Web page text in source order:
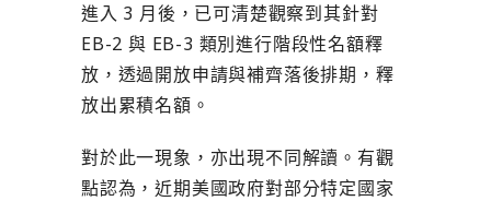
進入 3 月後，已可清楚觀察到其針對
EB-2 與 EB-3 類別進行階段性名額釋
放，透過開放申請與補齊落後排期，釋
放出累積名額。
對於此一現象，亦出現不同解讀。有觀
點認為，近期美國政府對部分特定國家